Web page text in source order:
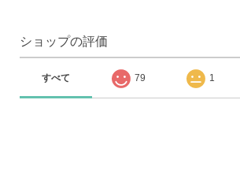
ショップの評価
すべて 79 1